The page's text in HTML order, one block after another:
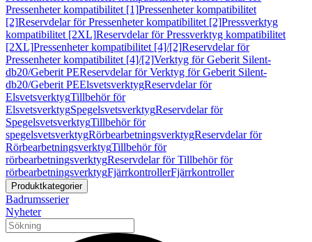
Pressenheter kompatibilitet [1]Pressenheter kompatibilitet
[2]Reservdelar för Pressenheter kompatibilitet [2]Pressverktyg
kompatibilitet [2XL]Reservdelar för Pressverktyg kompatibilitet
[2XL]Pressenheter kompatibilitet [4]/[2]Reservdelar för
Pressenheter kompatibilitet [4]/[2]Verktyg för Geberit Silent-
db20/Geberit PEReservdelar för Verktyg för Geberit Silent-
db20/Geberit PEElsvetsverktygReservdelar för
ElsvetsverktygTillbehör för
ElsvetsverktygSpegelsvetsverktygReservdelar för
SpegelsvetsverktygTillbehör för
spegelsvetsverktygRörbearbetningsverktygReservdelar för
RörbearbetningsverktygTillbehör för
rörbearbetningsverktygReservdelar för Tillbehör för
rörbearbetningsverktygFjärrkontrollerFjärrkontroller
Produktkategorier
Badrumsserier
Nyheter